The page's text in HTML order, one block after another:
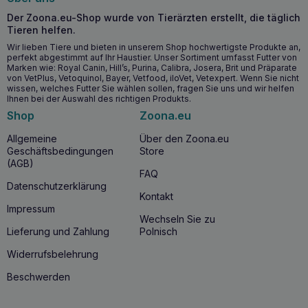
toxische Belastung dieser Organe und unterstützt ihre
Funktionen.
Äußerliche Anwendung
Ekzemen und schwer heilenden Wunden direkt auf die
Haut aufgetragen werden.
Wann ist es sinnvoll, EnteroZoo 10g
Entgiftungsgel für Tiere zu verwenden?
EnteroZoo 10g Entgiftungsgel für Haustiere
einer Vielzahl von
Gesundheitssituationenempfohlen
von Verdauungsstörungen, infektiösem Durchfall und
Vergiftungen bis hin zu Allergien und Hautproblemen.
Seine Vielseitigkeit macht es zu einer ausgezeichneten
Wahl für Hunde und Katzen jeden Alters, einschließlich
Jungtieren, trächtigen und säugenden Hündinnen.
EnteroZoo 10g Entgiftungsgel für Haustiere kann als
therapeutische Unterstützung bei derAntibiotikatherapie
verwendet werden, um denEntgiftungsprozess
Genesung zu beschleunigen.
Warum EnteroZoo 10g Entgiftungsgel für Tiere
Der Zoona.eu-Shop wurde von Tierärzten erstellt, die täglich
Tieren helfen.
Wir lieben Tiere und bieten in unserem Shop hochwertigste Produkte an,
perfekt abgestimmt auf Ihr Haustier. Unser Sortiment umfasst Futter von
Marken wie: Royal Canin, Hill’s, Purina, Calibra, Josera, Brit und Präparate
von VetPlus, Vetoquinol, Bayer, Vetfood, iloVet, Vetexpert. Wenn Sie nicht
wissen, welches Futter Sie wählen sollen, fragen Sie uns und wir helfen
Ihnen bei der Auswahl des richtigen Produkts.
Shop
Allgemeine
Geschäftsbedingungen
(AGB)
Datenschutzerklärung
Impressum
Lieferung und Zahlung
Widerrufsbelehrung
Beschwerden
Zoona.eu
Über den Zoona.eu
Store
FAQ
Kontakt
Wechseln Sie zu
Polnisch